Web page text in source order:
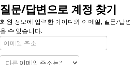
질문/답변으로 계정 찾기
회원 정보에 입력한 아이디와 이메일, 질문/답
을 수 있습니다.